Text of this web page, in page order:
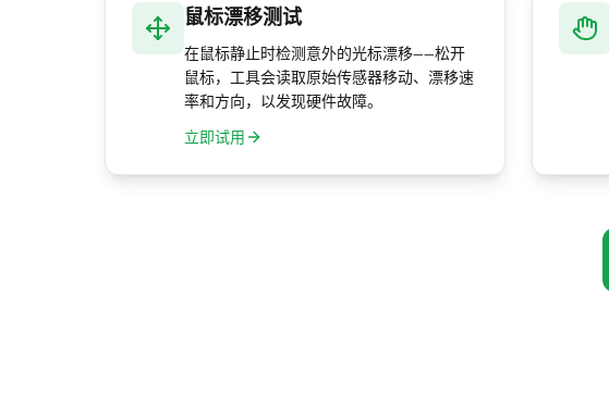
鼠标漂移测试
在鼠标静止时检测意外的光标漂移——松开
鼠标，工具会读取原始传感器移动、漂移速
率和方向，以发现硬件故障。
立即试用